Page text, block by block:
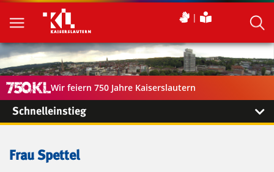
Wir feiern 750 Jahre Kaiserslautern
Schnelleinstieg
Frau Spettel